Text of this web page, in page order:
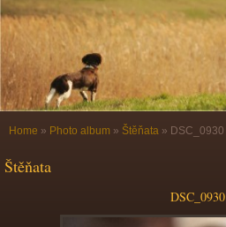
Home » Photo album » Štěňata » DSC_0930
Štěňata
DSC_0930